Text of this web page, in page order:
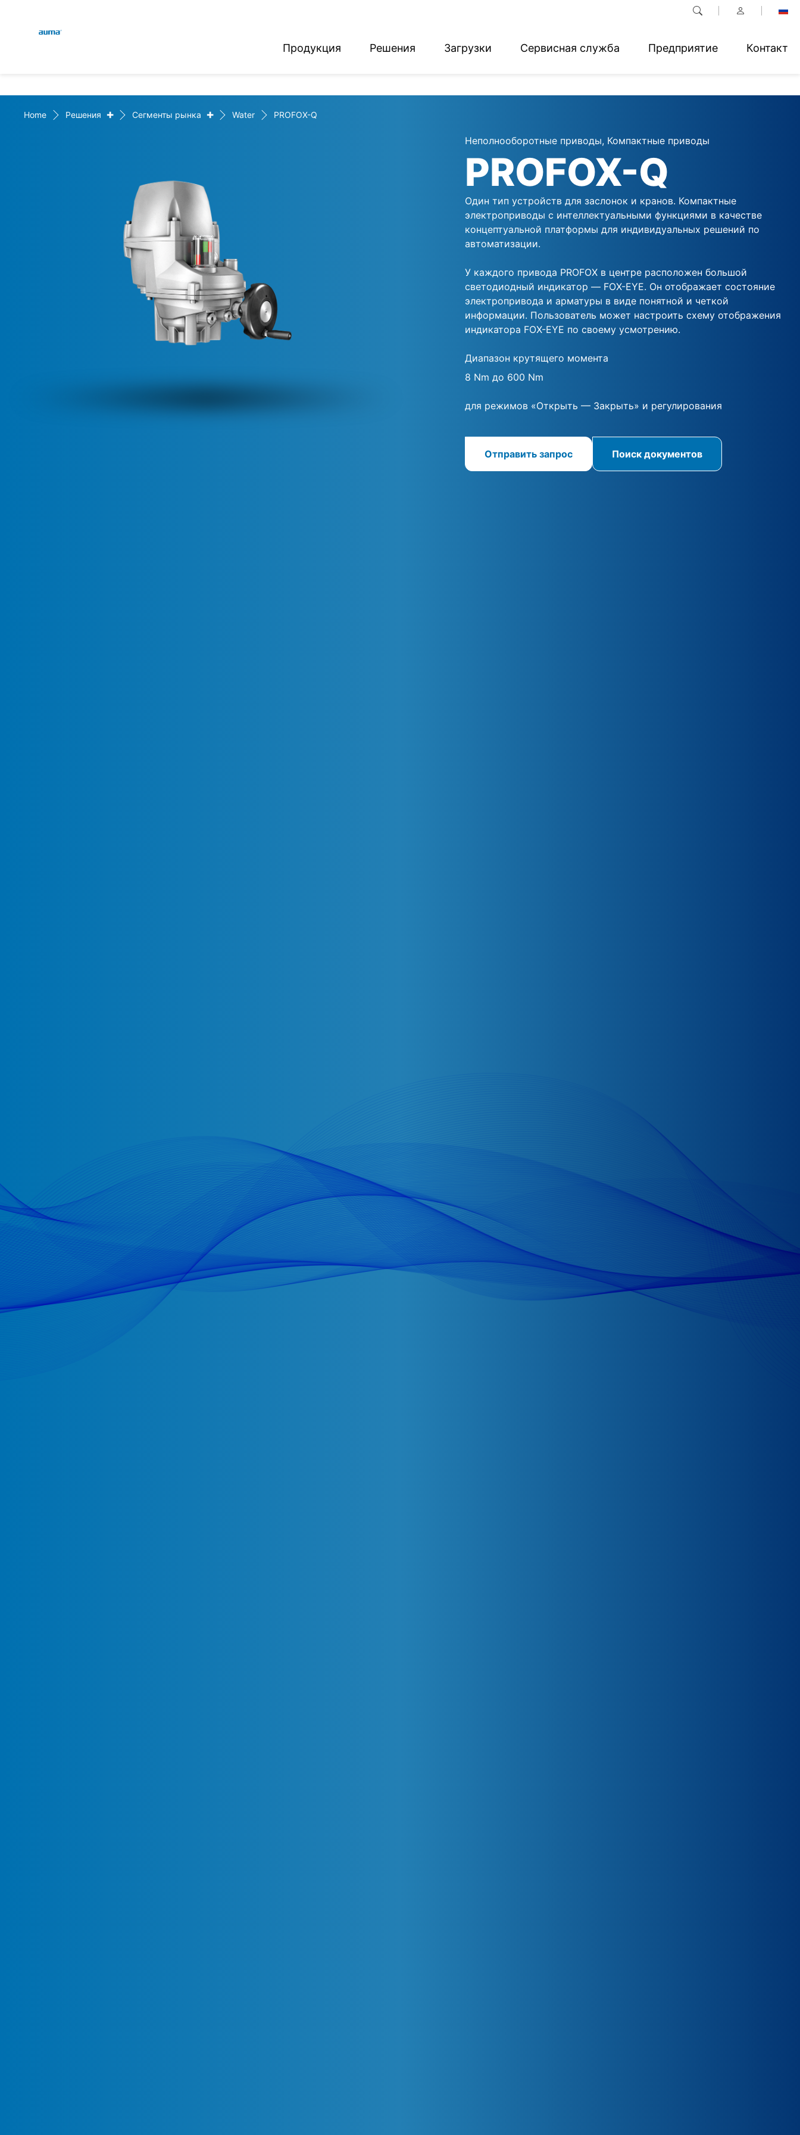
Продукция Решения Загрузки Сервисная служба Предприятие Контакт
Европа
Северная Америка
Deutsch
Home Решения + Сегменты рынка + Water PROFOX-Q
Неполнооборотные приводы, Компактные приводы
PROFOX-Q
Один тип устройств для заслонок и кранов. Компактные
электроприводы с интеллектуальными функциями в качестве
концептуальной платформы для индивидуальных решений по
автоматизации.
У каждого привода PROFOX в центре расположен большой
светодиодный индикатор — FOX-EYE. Он отображает состояние
электропривода и арматуры в виде понятной и четкой
информации. Пользователь может настроить схему отображения
индикатора FOX-EYE по своему усмотрению.
Диапазон крутящего момента
8 Nm до 600 Nm
для режимов «Открыть — Закрыть» и регулирования
Отправить запрос Поиск документов